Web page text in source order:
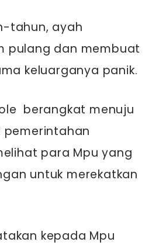
tahun, ayah
pulang dan membuat
keluarganya panik.
berangkat menuju
pemerintahan
para Mpu yang
untuk merekatkan
kepada Mpu